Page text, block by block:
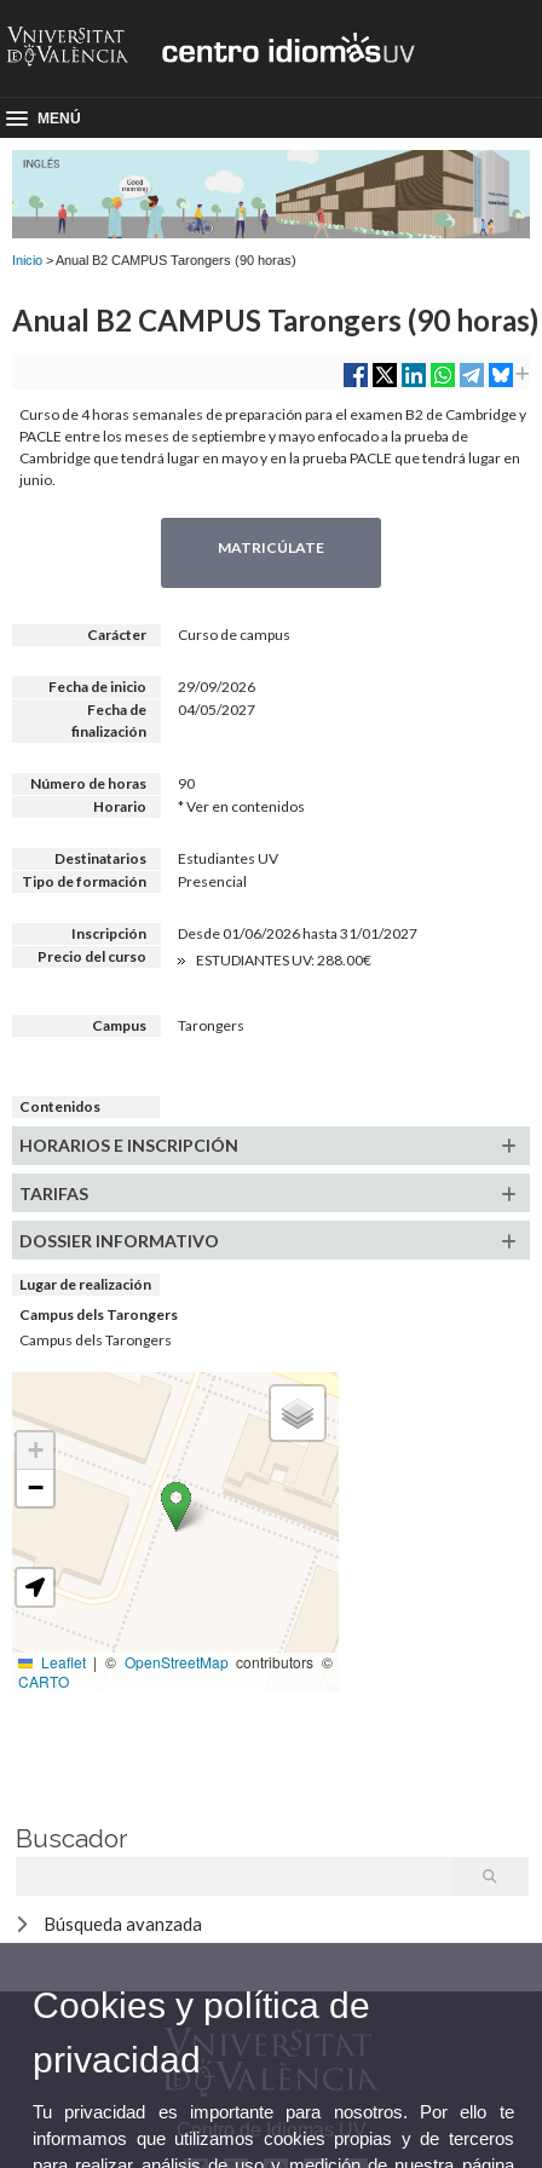
MENÚ
Inicio > Anual B2 CAMPUS Tarongers (90 horas)
Anual B2 CAMPUS Tarongers (90 horas)
Curso de 4 horas semanales de preparación para el examen B2 de Cambridge y
PACLE entre los meses de septiembre y mayo enfocado a la prueba de
Cambridge que tendrá lugar en mayo y en la prueba PACLE que tendrá lugar en
junio.
MATRICÚLATE
Carácter Curso de campus
Fecha de inicio
29/09/2026
Fecha de
finalización
04/05/2027
Número de horas
90
Horario
* Ver en contenidos
Destinatarios
Estudiantes UV
Tipo de formación
Presencial
Inscripción
Desde 01/06/2026 hasta 31/01/2027
Precio del curso
ESTUDIANTES UV: 288.00€
Campus Tarongers
Contenidos
HORARIOS E INSCRIPCIÓN
TARIFAS
DOSSIER INFORMATIVO
Lugar de realización
Campus dels Tarongers
Campus dels Tarongers
+
−
Leaflet | © OpenStreetMapcontributors ©
CARTO
Buscador
Búsqueda avanzada
Centro de Idiomas UV
Cookies y política de
privacidad
Tu privacidad es importante para nosotros. Por ello te
informamos que utilizamos cookies propias y de terceros